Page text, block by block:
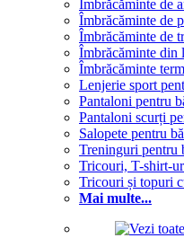
Îmbrăcăminte de
Îmbrăcăminte de
Îmbrăcăminte de
Îmbrăcăminte din
Îmbrăcăminte
Lenjerie sport
Pantaloni pentru
Pantaloni scurți
Salopete pentru
Treninguri pentru
Tricouri, T-shirt-
Tricouri și topuri
Mai multe...